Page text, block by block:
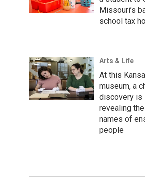
Missouri’s
school tax
Arts & Life
At this
museum, a
discovery is
revealing the
names of
people